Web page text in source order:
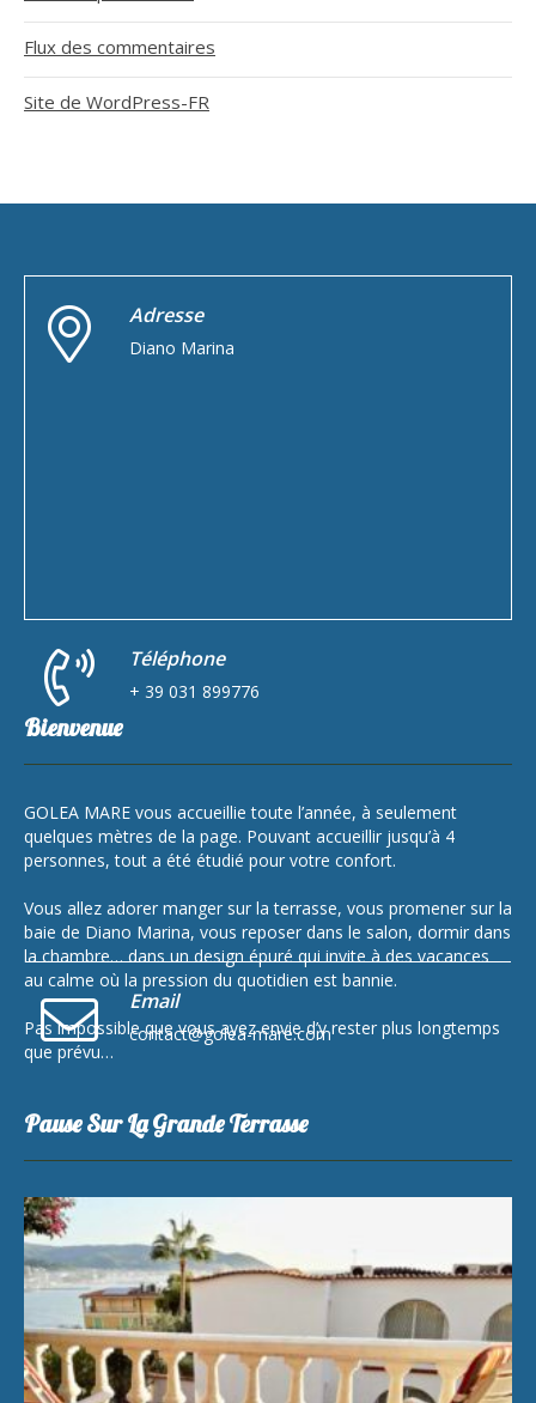
Flux des commentaires
Site de WordPress-FR
Adresse
Diano Marina
Téléphone
+ 39 031 899776
Email
contact@golea-mare.com
Bienvenue
GOLEA MARE vous accueillie toute l’année, à seulement
quelques mètres de la page. Pouvant accueillir jusqu’à 4
personnes, tout a été étudié pour votre confort.
Vous allez adorer manger sur la terrasse, vous promener sur la
baie de Diano Marina, vous reposer dans le salon, dormir dans
la chambre… dans un design épuré qui invite à des vacances
au calme où la pression du quotidien est bannie.
Pas impossible que vous ayez envie d’y rester plus longtemps
que prévu…
Pause Sur La Grande Terrasse